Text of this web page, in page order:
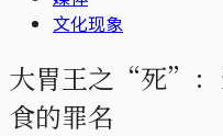
文化现象
大胃王之“死”：
食的罪名